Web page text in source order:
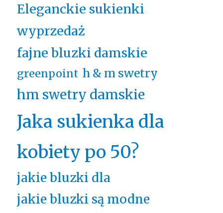
Eleganckie sukienki
wyprzedaż
fajne bluzki damskie
greenpoint h & m swetry
hm swetry damskie
Jaka sukienka dla
kobiety po 50?
jakie bluzki dla
jakie bluzki są modne